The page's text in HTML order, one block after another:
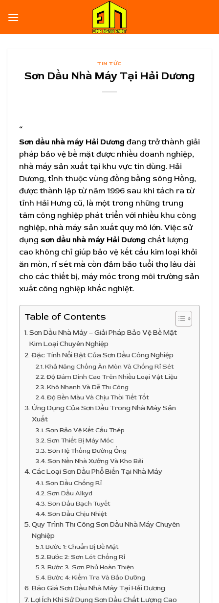
TIN TỨC
Sơn Dầu Nhà Máy Tại Hải Dương
“
Sơn dầu nhà máy Hải Dương đang trở thành giải
pháp bảo vệ bề mặt được nhiều doanh nghiệp,
nhà máy sản xuất tại khu vực tin dùng. Hải
Dương, tỉnh thuộc vùng đồng bằng sông Hồng,
được thành lập từ năm 1996 sau khi tách ra từ
tỉnh Hải Hưng cũ, là một trong những trung
tâm công nghiệp phát triển với nhiều khu công
nghiệp, nhà máy sản xuất quy mô lớn. Việc sử
dụng sơn dầu nhà máy Hải Dương chất lượng
cao không chỉ giúp bảo vệ kết cấu kim loại khỏi
ăn mòn, rỉ sét mà còn đảm bảo tuổi thọ lâu dài
cho các thiết bị, máy móc trong môi trường sản
xuất công nghiệp khắc nghiệt.
Table of Contents
Sơn Dầu Nhà Máy – Giải Pháp Bảo Vệ Bề Mặt
Kim Loại Chuyên Nghiệp
Đặc Tính Nổi Bật Của Sơn Dầu Công Nghiệp
Khả Năng Chống Ăn Mòn Và Chống Rỉ Sét
Độ Bám Dính Cao Trên Nhiều Loại Vật Liệu
Khô Nhanh Và Dễ Thi Công
Độ Bền Màu Và Chịu Thời Tiết Tốt
Ứng Dụng Của Sơn Dầu Trong Nhà Máy Sản
Xuất
Sơn Bảo Vệ Kết Cấu Thép
Sơn Thiết Bị Máy Móc
Sơn Hệ Thống Đường Ống
Sơn Nền Nhà Xưởng Và Kho Bãi
Các Loại Sơn Dầu Phổ Biến Tại Nhà Máy
Sơn Dầu Chống Rỉ
Sơn Dầu Alkyd
Sơn Dầu Bạch Tuyết
Sơn Dầu Chịu Nhiệt
Quy Trình Thi Công Sơn Dầu Nhà Máy Chuyên
Nghiệp
Bước 1: Chuẩn Bị Bề Mặt
Bước 2: Sơn Lót Chống Rỉ
Bước 3: Sơn Phủ Hoàn Thiện
Bước 4: Kiểm Tra Và Bảo Dưỡng
Báo Giá Sơn Dầu Nhà Máy Tại Hải Dương
Lợi Ích Khi Sử Dụng Sơn Dầu Chất Lượng Cao